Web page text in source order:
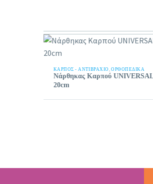
ΚΑΡΠΌΣ - ΑΝΤΙΒΡΆΧΙΟ,ΟΡΘΟΠΕΔΙΚΑ
Νάρθηκας Καρπού UNIVERSAL
20cm